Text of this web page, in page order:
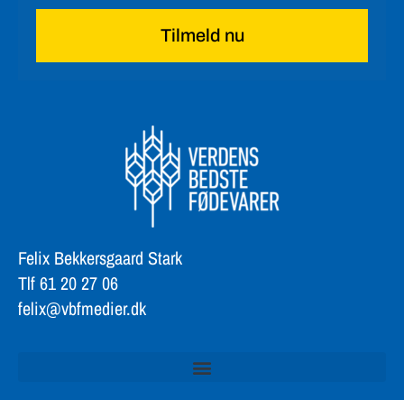
Tilmeld nu
Felix Bekkersgaard Stark
Tlf 61 20 27 06
felix@vbfmedier.dk